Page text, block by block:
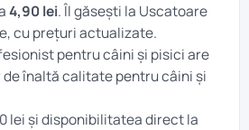
4,90 lei. Îl găsești la Uscatoare
, cu prețuri actualizate.
pentru câini și pisici are
de înaltă calitate pentru câini și
lei și disponibilitatea direct la